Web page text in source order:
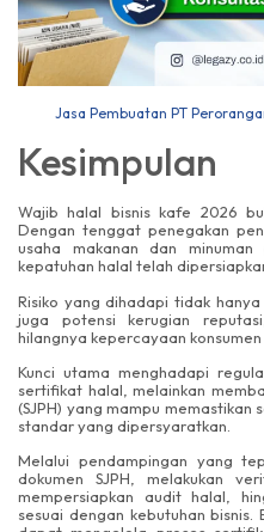
Jasa Pembuatan PT
Kesimpulan
Wajib halal bisnis kafe 2026
Dengan tenggat penegakan
usaha makanan dan
kepatuhan halal telah
Risiko yang dihadapi tidak
juga potensi kerugian
hilangnya kepercayaan konsumen
Kunci utama menghadapi
sertifikat halal, melainkan
(SJPH) yang mampu memastikan
standar yang dipersyaratkan.
Melalui pendampingan yang
dokumen SJPH, melakukan
mempersiapkan audit halal,
sesuai dengan kebutuhan